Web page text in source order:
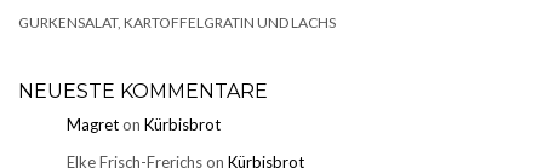
GURKENSALAT, KARTOFFELGRATIN UND LACHS
NEUESTE KOMMENTARE
Magreton Kürbisbrot
Elke Frisch-Frerichson Kürbisbrot